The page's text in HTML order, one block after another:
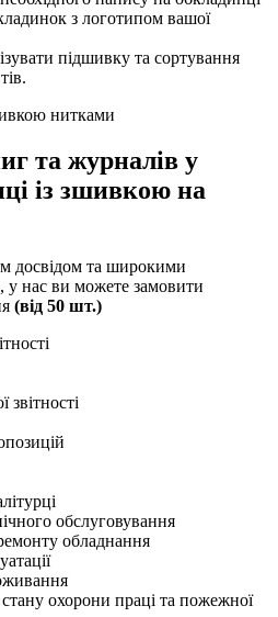
з логотипом вашої
підшивку та сортування
та журналів у
із зшивкою на
досвідом та широкими
нас ви можете замовити
(від 50 шт.)
звітності
обслуговування
обладнання
охорони праці та пожежної